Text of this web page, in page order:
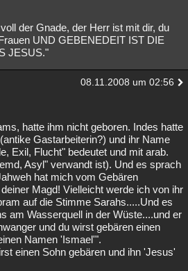
der Gnade, der Herr ist mit dir, du
UND GEBENEDEIT IST DIE
JESUS."
08.11.2008 um 02:56
hatte ihm nicht geboren. Indes hatte
Gastarbeiterin?) und ihr Name
Exil, Flucht" bedeutet und mit arab.
Asyl" verwandt ist). Und es sprach
hat mich vom Gebären
Magd! Vielleicht werde ich von ihr
auf die Stimme Sarahs.....Und es
am Wasserquell in der Wüste....und er
und du wirst gebären einen
Namen 'Ismael'".
einen Sohn gebären und ihn 'Jesus'